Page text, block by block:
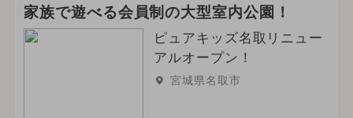
家族で遊べる会員制の大型室内公園！
ピュアキッズ名取リニュー
アルオープン！
宮城県名取市